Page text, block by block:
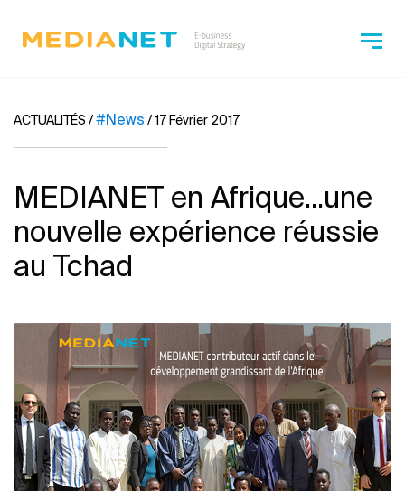
ACTUALITÉS /#News /17 Février 2017
MEDIANET en Afrique...une
nouvelle expérience réussie
au Tchad